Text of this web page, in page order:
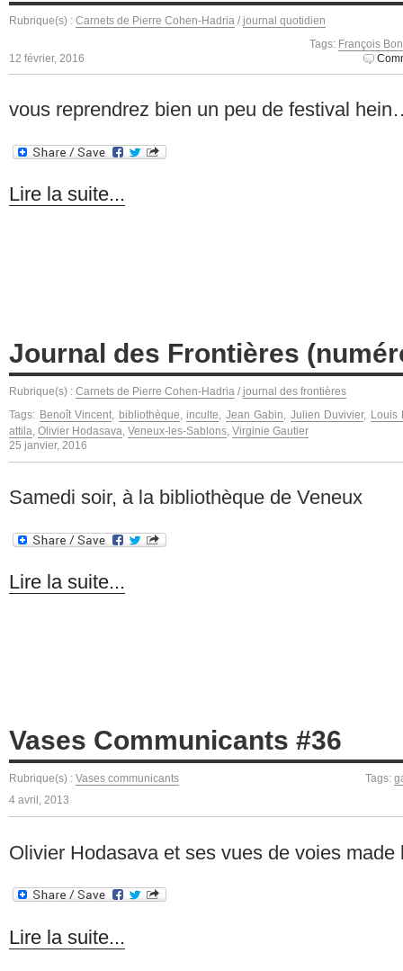
Rubrique(s) : Carnets de Pierre Cohen-Hadria / journal quotidien
Tags: François
12 février, 2016
vous reprendrez bien un peu de festival
Lire la suite...
Journal des Frontières
Rubrique(s) : Carnets de Pierre Cohen-Hadria / journal des frontières
Tags: Benoît Vincent bibliothèque ,inculte Jean Gabin Julien Duvivier, Louis
attila Olivier Hodasava Veneux-les-Sablons Virginie Gautier
25 janvier, 2016
Samedi soir, à la bibliothèque de Veneux
Lire la suite...
Vases Communicants #36
Rubrique(s) : Vases communicants Tags:
4 avril, 2013
Olivier Hodasava et ses vues de voies made
Lire la suite...